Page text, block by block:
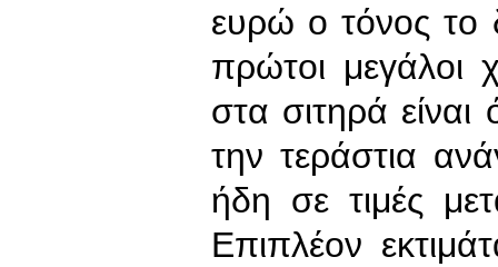
ευρώ ο τόνος το
πρώτοι μεγάλοι
στα σιτηρά
την τεράστια
ήδη σε τιμές
Επιπλέον